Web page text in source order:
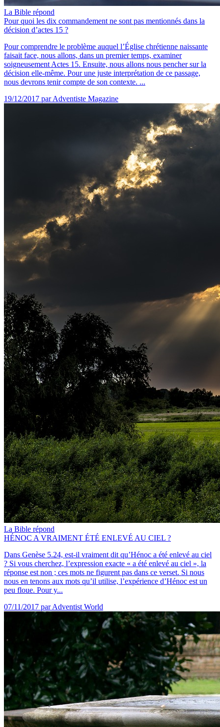
La Bible répond
Pour quoi les dix commandement ne sont pas mentionnés dans la
décision d’actes 15 ?
Pour comprendre le problème auquel l’Église chrétienne naissante
faisait face, nous allons, dans un premier temps, examiner
soigneusement Actes 15. Ensuite, nous allons nous pencher sur la
décision elle-même. Pour une juste interprétation de ce passage,
nous devrons tenir compte de son contexte. ...
19/12/2017 par Adventiste Magazine
La Bible répond
HÉNOC A VRAIMENT ÉTÉ ENLEVÉ AU CIEL ?
Dans Genèse 5.24, est-il vraiment dit qu’Hénoc a été enlevé au ciel
? Si vous cherchez, l’expression exacte « a été enlevé au ciel », la
réponse est non ; ces mots ne figurent pas dans ce verset. Si nous
nous en tenons aux mots qu’il utilise, l’expérience d’Hénoc est un
peu floue. Pour y...
07/11/2017 par Adventist World